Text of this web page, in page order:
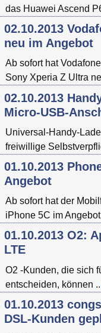
das Huawei Ascend
02.10.2013
neu im Angebot
Ab sofort hat
Sony Xperia Z Ultra
02.10.2013
Micro-USB-
Universal-Handy-
freiwillige
01.10.2013
Angebot
Ab sofort hat der
iPhone 5C im
01.10.2013 O2:
LTE
O2 -Kunden, die sich
entscheiden, können
01.10.2013
DSL-Kunden